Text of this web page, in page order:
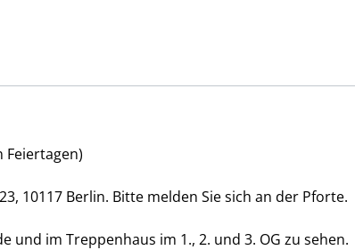
Feiertagen)
10117 Berlin. Bitte melden Sie sich an der Pforte.
und im Treppenhaus im 1., 2. und 3. OG zu sehen.